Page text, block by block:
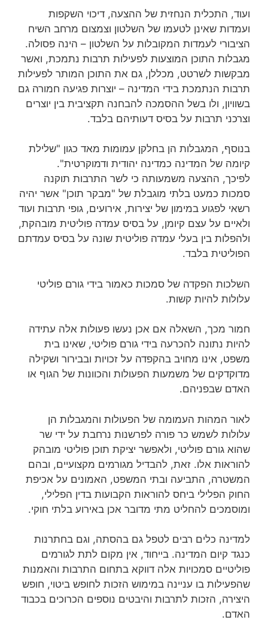
ועוד, התכלית הנחזית של ההצעה, דיכוי השקפות
ועמדות שאינן לטעמו של השלטון וצמצום מרחב השיח
הציבורי לעמדות המקובלות על השלטון – הינה פסולה.
מגבלות התוכן המוצעות לפעילות תרבות נתמכת, ואשר
מבקשות לשרטט, מכללן, גם את התוכן המותר לפעילות
תרבות הנתמכת בידי המדינה – יוצרות פגיעה חמורה גם
בשוויון, ולו בשל ההסמכה להבחנה תקציבית בין יוצרים
וצרכני תרבות על בסיס דעותיהם בלבד.
בנוסף, המגבלות הן בחלקן עמומות מאד כגון "שלילת
קיומה של המדינה כמדינה יהודית ודמוקרטית".
לפיכך, ההצעה משמעותה כי לשר התרבות תוקנה
סמכות כמעט בלתי מוגבלת של "מבקר תוכן" אשר יהיה
רשאי לפגוע במימון של יצירות, אירועים, גופי תרבות ועוד
ולאיים על עצם קיומן, על בסיס עמדה פוליטית מובהקת,
ולהפלות בין בעלי עמדה פוליטית שונה על בסיס עמדתם
הפוליטית בלבד.
השלכות הפקדה של סמכות כאמור בידי גורם פוליטי
עלולות להיות קשות.
חמור מכך, השאלה אם אכן נעשו פעולות אלה עתידה
להיות נתונה להכרעה בידי גורם פוליטי, שאינו בית
משפט, אינו מחויב בהקפדה על זכויות ובבירור ושקילה
מדוקדקים של משמעות הפעולות והכוונות של הגוף או
האדם שבפניהם.
לאור המהות העמומה של הפעולות והמגבלות הן
עלולות לשמש כר פורה לפרשנות נרחבת על ידי שר
שהוא גורם פוליטי, ולאפשר יציקת תוכן פוליטי מובהק
להוראות אלו. זאת, להבדיל מגורמים מקצועיים, ובהם
המשטרה, התביעה ובתי המשפט, האמונים על אכיפת
החוק הפלילי ביחס להוראות הקבועות בדין הפלילי,
ומוסמכים להחליט מתי מדובר אכן באירוע בלתי חוקי.
למדינה כלים רבים לטפל גם בהסתה, וגם בחתרנות
כנגד קיום המדינה. בייחוד, אין מקום לתת לגורמים
פוליטיים סמכויות אלה דווקא בתחום התרבות והאמנות
שהפעילות בו עניינה במימוש הזכות לחופש ביטוי, חופש
היצירה, הזכות לתרבות והיבטים נוספים הכרוכים בכבוד
האדם.